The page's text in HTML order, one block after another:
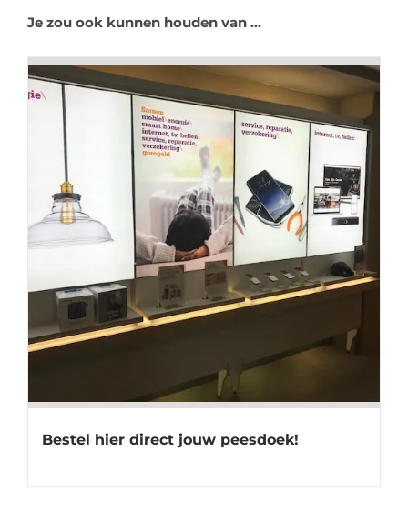
Je zou ook kunnen houden van …
Bestel hier direct jouw peesdoek!